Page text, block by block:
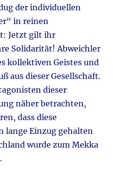
der individuellen
in reinen
Jetzt gilt ihr
Solidarität! Abweichler
kollektiven Geistes und
aus dieser Gesellschaft.
dieser
näher betrachten,
dass diese
lange Einzug gehalten
wurde zum Mekka